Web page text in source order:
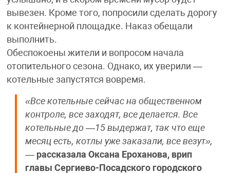
вывезен. Кроме того, попросили сделать дорогу
к контейнерной площадке. Наказ обещали
выполнить.
Обеспокоены жители и вопросом начала
отопительного сезона. Однако, их уверили —
котельные запустятся вовремя.
«Все котельные сейчас на общественном
контроле, все заходят, все делается. Все
котельные до —15 выдержат, так что еще
месяц есть, котлы уже заказали, все везут»,
— рассказала Оксана Ероханова, врип
главы Сергиево-Посадского городского